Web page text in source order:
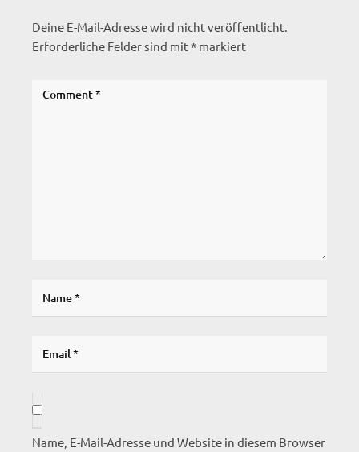
Deine E-Mail-Adresse wird nicht veröffentlicht.
Erforderliche Felder sind mit* markiert
Name, E-Mail-Adresse und Website in diesem Browser